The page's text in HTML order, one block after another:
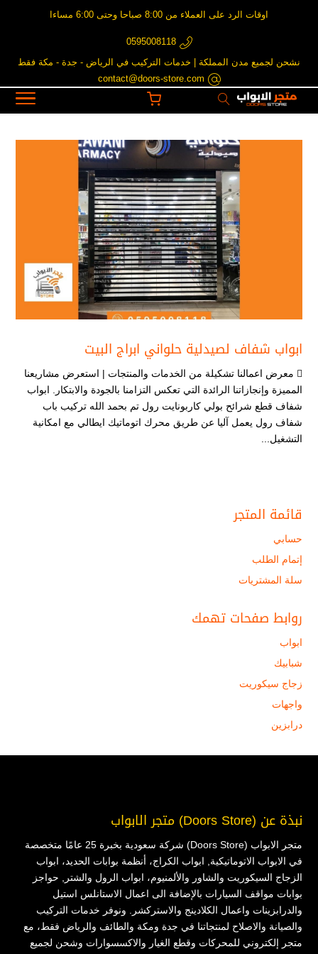
اوقات الرد على العملاء من 8:00 صباحا وحتى 6:00 مساءا
0595008118
نشحن لجميع مدن المملكة | خدمات التركيب في الرياض - جدة - مكة فقط
contact@doors-store.com
ابواب شفاف لصيدلية حلواني ابراج البيت
 معرض اعمالنا تشكيلة من الخدمات والمنتجات | استعرض مشاريعنا
المميزة وإنجازاتنا الرائدة التي تعكس التزامنا بالجودة والابتكار. ابواب
شفاف قطع شرائح بولي كاربونايت رول تم بحمد الله تركيب باب
شفاف رول يعمل آليا عن طريق محرك اتوماتيك ايطالي مع امكانية
التشغيل...
قائمة المتجر
حسابي
إتمام الطلب
سلة المشتريات
روابط صفحات تهمك
ابواب
شبابيك
زجاج سيكوريت
واجهات
درابزين
نبذة عن (Doors Store) متجر الابواب
متجر الابواب (Doors Store) شركة سعودية بخبرة 25 عامًا متخصصة
في الابواب الاتوماتيكية, ابواب الكراج، أنظمة بوابات الحديد، ابواب
الزجاج السيكوريت والشاور والألمنيوم، ابواب الرول والشتر, حواجز
بوابات مواقف السيارات بالإضافة الى اعمال الاستانلس استيل
والدرابزينات واعمال الكلادينج والاستركشر. ونوفر خدمات التركيب
والصيانة والاصلاح لمنتجاتنا في جدة ومكة والطائف والرياض فقط، مع
متجر إلكتروني للمحركات وقطع الغيار والاكسسوارات وشحن لجميع